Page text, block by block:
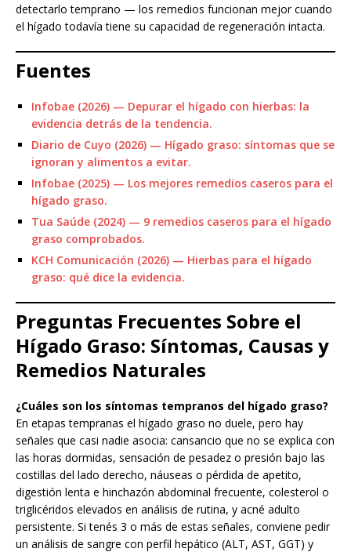
detectarlo temprano — los remedios funcionan mejor cuando
el hígado todavía tiene su capacidad de regeneración intacta.
Fuentes
Infobae (2026) — Depurar el hígado con hierbas: la
evidencia detrás de la tendencia.
Diario de Cuyo (2026) — Hígado graso: síntomas que se
ignoran y alimentos a evitar.
Infobae (2025) — Los mejores remedios caseros para el
hígado graso.
Tua Saúde (2024) — 9 remedios caseros para el hígado
graso comprobados.
KCH Comunicación (2026) — Hierbas para el hígado
graso: qué dice la evidencia.
Preguntas Frecuentes Sobre el
Hígado Graso: Síntomas, Causas y
Remedios Naturales
¿Cuáles son los síntomas tempranos del hígado graso?
En etapas tempranas el hígado graso no duele, pero hay
señales que casi nadie asocia: cansancio que no se explica con
las horas dormidas, sensación de pesadez o presión bajo las
costillas del lado derecho, náuseas o pérdida de apetito,
digestión lenta e hinchazón abdominal frecuente, colesterol o
triglicéridos elevados en análisis de rutina, y acné adulto
persistente. Si tenés 3 o más de estas señales, conviene pedir
un análisis de sangre con perfil hepático (ALT, AST, GGT) y